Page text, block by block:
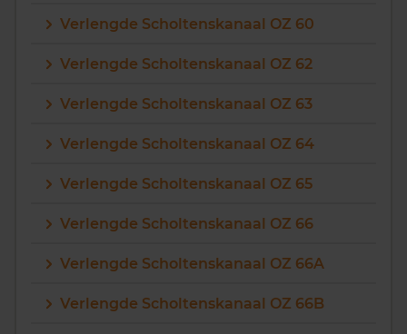
Verlengde Scholtenskanaal OZ 60
Verlengde Scholtenskanaal OZ 62
Verlengde Scholtenskanaal OZ 63
Verlengde Scholtenskanaal OZ 64
Verlengde Scholtenskanaal OZ 65
Verlengde Scholtenskanaal OZ 66
Verlengde Scholtenskanaal OZ 66A
Verlengde Scholtenskanaal OZ 66B